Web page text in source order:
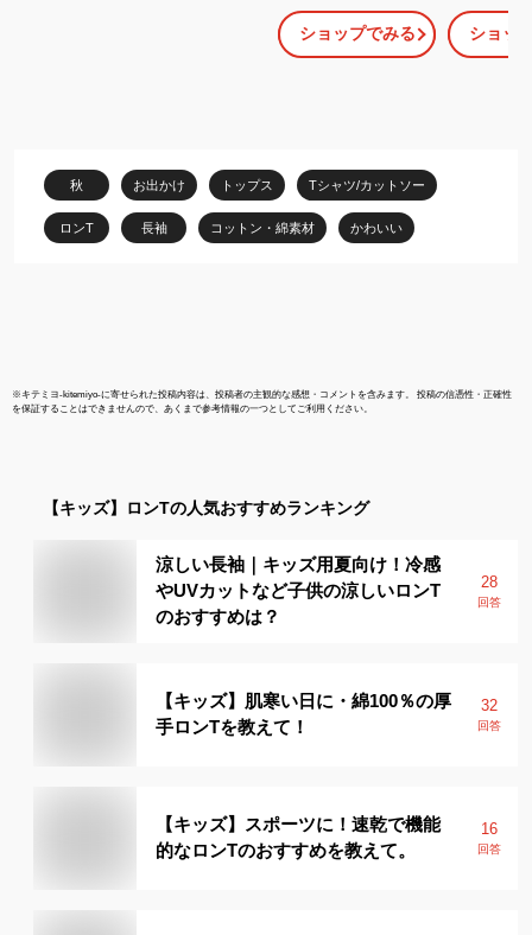
ベビー 男の子 女の子 80
90 100 110 120 130 子
供用 肌着 赤ちゃん 綿 コ
らかい オーガニックコ
ットン 保育園 幼稚園
ショップでみる
ャツ（長袖
ック コット
出産祝 長袖
ショッ
秋 お出かけ トップス Tシャツ/カットソー
ロンT 長袖 コットン・綿素材 かわいい
※キテミヨ-kitemiyo-に寄せられた投稿内容は、投稿者の主観的な感想・コメントを含みます。 投稿の信憑性・正確性
を保証することはできませんので、あくまで参考情報の一つとしてご利用ください。
【キッズ】 ロンTの人気おすすめランキング
涼しい長袖｜キッズ用夏向け！冷感
やUVカットなど子供の涼しいロンT
のおすすめは？
28
回答
【キッズ】肌寒い日に・綿100％の厚
手ロンTを教えて！
32
回答
【キッズ】スポーツに！速乾で機能
的なロンTのおすすめを教えて。
16
回答